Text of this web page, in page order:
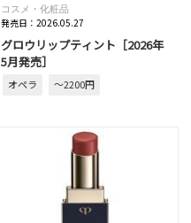
コスメ・化粧品
発売日：2026.05.27
グロウリップティント［2026年
5月発売］
オペラ ～2200円